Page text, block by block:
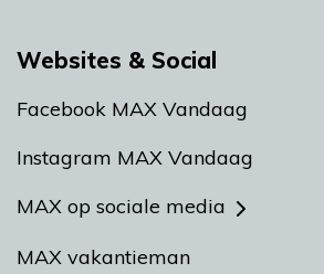
Websites & Social
Facebook MAX Vandaag
Instagram MAX Vandaag
MAX op sociale media
MAX vakantieman